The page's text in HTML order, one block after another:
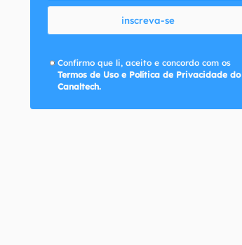
inscreva-se
Confirmo que li, aceito e concordo com os
Termos de Uso e Política de Privacidade do
Canaltech.